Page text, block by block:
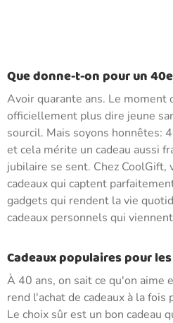
Que donne-t-on pour un
Avoir quarante ans. Le moment
officiellement plus dire jeune
sourcil. Mais soyons honnêtes:
et cela mérite un cadeau aussi
jubilaire se sent. Chez
cadeaux qui captent
gadgets qui rendent la vie
cadeaux personnels qui
Cadeaux populaires pour
À 40 ans, on sait ce qu'on aime
rend l'achat de cadeaux à la
Le choix sûr est un bon cadeau